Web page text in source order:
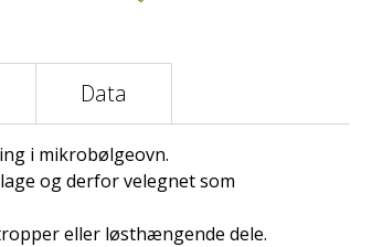
Data
i mikrobølgeovn.
og derfor velegnet som
eller løsthængende dele.